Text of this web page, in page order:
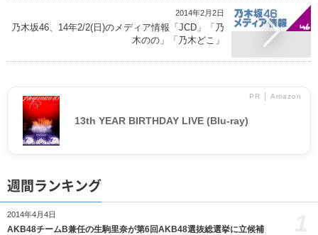
2014年2月2日
乃木坂46、14年2/2(日)のメディア情報「JCD」「乃
木のの」「乃木どこ」
PR │ Amazon
13th YEAR BIRTHDAY LIVE (Blu-ray)
週間ランキング
2014年4月4日
AKB48チームB兼任の生駒里奈が第6回AKB48選抜総選挙に立候補